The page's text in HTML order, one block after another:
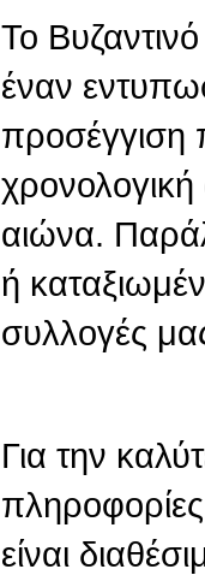
Το Βυζαντινό
έναν
προσέγγιση
αιώνα.
ή
συλλογές
Για την
είναι